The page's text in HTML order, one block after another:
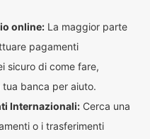
online: La maggior parte
pagamenti
sicuro di come fare,
banca per aiuto.
Internazionali: Cerca una
o i trasferimenti